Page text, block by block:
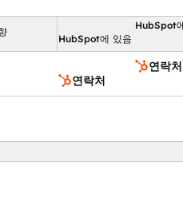
HubSpot
HubSpot에 있음
연락처
연락처